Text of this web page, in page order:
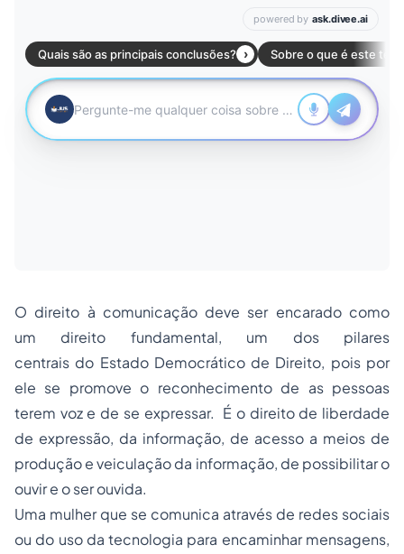
O direito à comunicação deve ser encarado como
um direito fundamental, um dos pilares
centrais do Estado Democrático de Direito, pois por
ele se promove o reconhecimento de as pessoas
terem voz e de se expressar. É o direito de liberdade
de expressão, da informação, de acesso a meios de
produção e veiculação da informação, de possibilitar o
ouvir e o ser ouvida.
Uma mulher que se comunica através de redes sociais
ou do uso da tecnologia para encaminhar mensagens,